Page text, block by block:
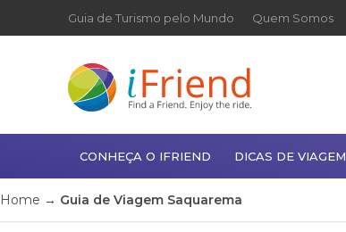
Guia de Turismo pelo Mundo Quem Somos
CONHEÇA O IFRIEND DICAS DE VIAGEM
Home → Guia de Viagem Saquarema